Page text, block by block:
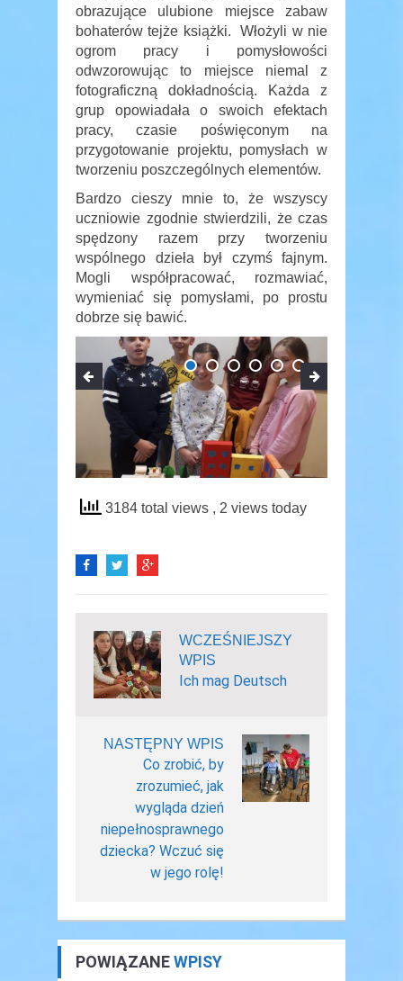
obrazujące ulubione miejsce zabaw
bohaterów tejże książki. Włożyli w nie
ogrom pracy i pomysłowości
odwzorowując to miejsce niemal z
fotograficzną dokładnością. Każda z
grup opowiadała o swoich efektach
pracy, czasie poświęconym na
przygotowanie projektu, pomysłach w
tworzeniu poszczególnych elementów.
Bardzo cieszy mnie to, że wszyscy
uczniowie zgodnie stwierdzili, że czas
spędzony razem przy tworzeniu
wspólnego dzieła był czymś fajnym.
Mogli współpracować, rozmawiać,
wymieniać się pomysłami, po prostu
dobrze się bawić.
3184 total views , 2 views today
WCZEŚNIEJSZY
WPIS
Ich mag Deutsch
NASTĘPNY WPIS
Co zrobić, by
zrozumieć, jak
wygląda dzień
niepełnosprawnego
dziecka? Wczuć się
w jego rolę!
POWIĄZANEWPISY